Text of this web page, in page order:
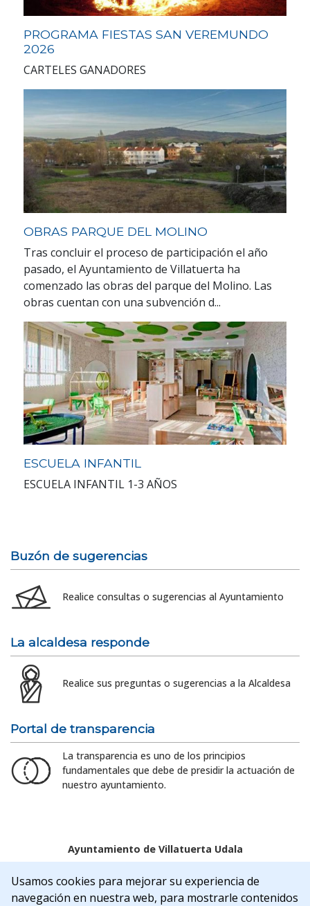
PROGRAMA FIESTAS SAN VEREMUNDO
2026
CARTELES GANADORES
OBRAS PARQUE DEL MOLINO
Tras concluir el proceso de participación el año
pasado, el Ayuntamiento de Villatuerta ha
comenzado las obras del parque del Molino. Las
obras cuentan con una subvención d...
ESCUELA INFANTIL
ESCUELA INFANTIL 1-3 AÑOS
Buzón de sugerencias
Realice consultas o sugerencias al Ayuntamiento
La alcaldesa responde
Realice sus preguntas o sugerencias a la Alcaldesa
Portal de transparencia
La transparencia es uno de los principios
fundamentales que debe de presidir la actuación de
nuestro ayuntamiento.
Ayuntamiento de Villatuerta Udala
Aviso de privacidad
Usamos cookies para mejorar su experiencia de
navegación en nuestra web, para mostrarle contenidos